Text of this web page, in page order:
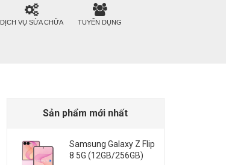
DỊCH VỤ SỬA CHỮA TUYỂN DỤNG
Sản phẩm mới nhất
Samsung Galaxy Z Flip
8 5G (12GB/256GB)